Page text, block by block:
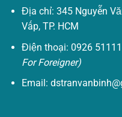
Địa chỉ: 345 Nguyễn
Vấp, TP. HCM
Điện thoại: 0926
For Foreigner)
Email: